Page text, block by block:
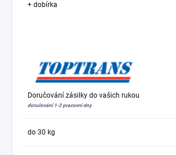
+ dobírka
Doručování zásilky do vašich rukou
doručování 1-2 pracovní dny
do 30 kg